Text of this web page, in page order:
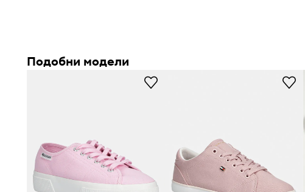
Подобни модели